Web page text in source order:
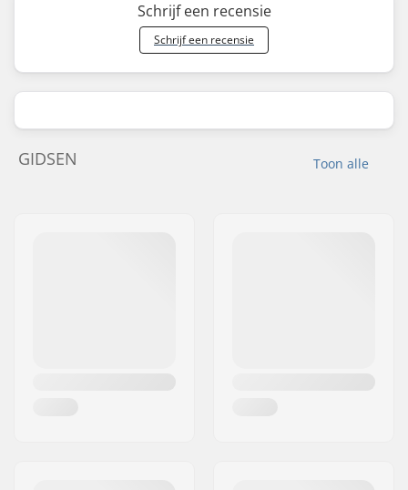
Schrijf een recensie
Schrijf een recensie
Toon alle
GIDSEN